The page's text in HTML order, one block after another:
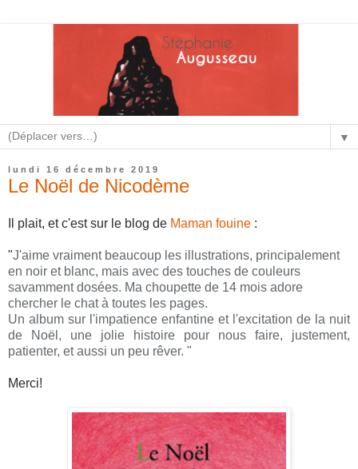
▼
lundi 16 décembre 2019
Le Noël de Nicodème
Il plait, et c'est sur le blog de Maman fouine :
"J'aime vraiment beaucoup les illustrations, principalement
en noir et blanc, mais avec des touches de couleurs
savamment dosées. Ma choupette de 14 mois adore
chercher le chat à toutes les pages.
Un album sur l'impatience enfantine et l'excitation de la nuit
de Noël, une jolie histoire pour nous faire, justement,
patienter, et aussi un peu rêver. "
Merci!